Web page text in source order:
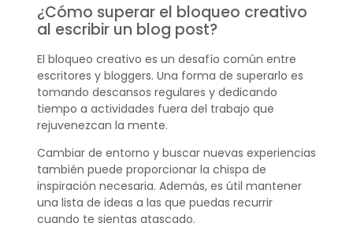
¿Cómo superar el bloqueo creativo
al escribir un blog post?
El bloqueo creativo es un desafío común entre
escritores y bloggers. Una forma de superarlo es
tomando descansos regulares y dedicando
tiempo a actividades fuera del trabajo que
rejuvenezcan la mente.
Cambiar de entorno y buscar nuevas experiencias
también puede proporcionar la chispa de
inspiración necesaria. Además, es útil mantener
una lista de ideas a las que puedas recurrir
cuando te sientas atascado.